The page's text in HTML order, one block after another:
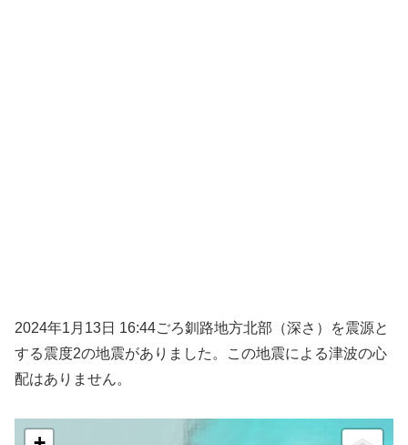
2024年1月13日 16:44ごろ釧路地方北部（深さ）を震源と
する震度2の地震がありました。この地震による津波の心
配はありません。